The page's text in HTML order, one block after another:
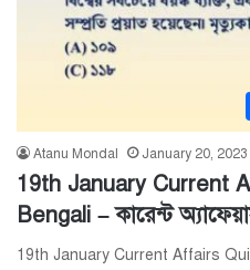
Atanu Mondal January 20, 2023
19th January Current
Bengali – কারেন্ট
19th January Current Affairs